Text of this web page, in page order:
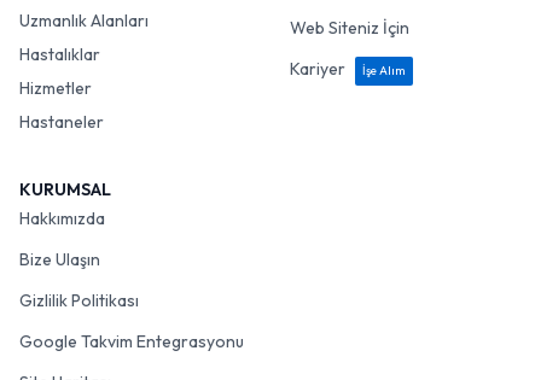
Uzmanlık Alanları
Hastalıklar
Hizmetler
Hastaneler
Web Siteniz İçin
Kariyer
İşe Alım
KURUMSAL
Hakkımızda
Bize Ulaşın
Gizlilik Politikası
Google Takvim Entegrasyonu